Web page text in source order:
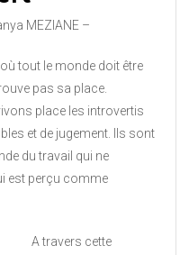
MEZIANE –
tout le monde doit être
pas sa place.
place les introvertis
et de jugement. Ils sont
du travail qui ne
est perçu comme
A travers cette